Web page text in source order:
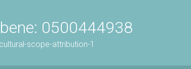
0500444938
scope-attribution-1